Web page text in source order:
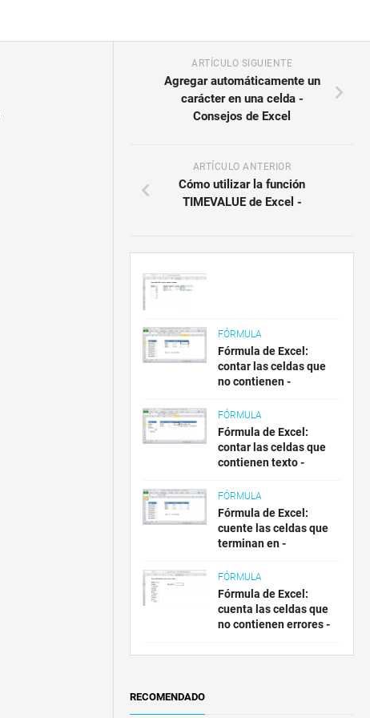
ARTÍCULO SIGUIENTE
Agregar automáticamente un
carácter en una celda -
Consejos de Excel
ARTÍCULO ANTERIOR
Cómo utilizar la función
TIMEVALUE de Excel -
FÓRMULA
Fórmula de Excel:
contar las celdas que
no contienen -
FÓRMULA
Fórmula de Excel:
contar las celdas que
contienen texto -
FÓRMULA
Fórmula de Excel:
cuente las celdas que
terminan en -
FÓRMULA
Fórmula de Excel:
cuenta las celdas que
no contienen errores -
RECOMENDADO